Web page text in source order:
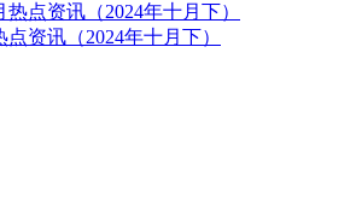
资讯（2024年十月下）